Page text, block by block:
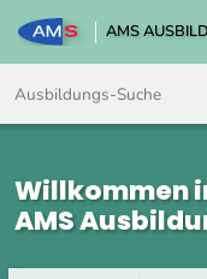
AMS
Willkommen
AMS